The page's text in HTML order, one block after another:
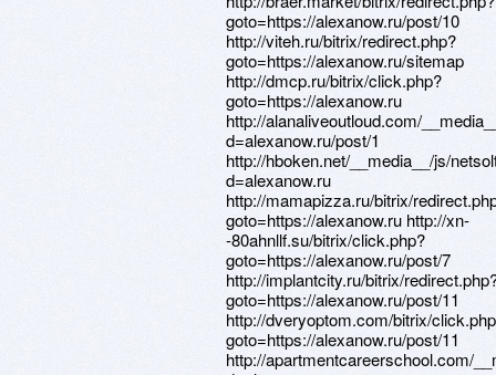
goto=https://alexanow.ru/post/10
http://viteh.ru/bitrix/redirect.php?
goto=https://alexanow.ru/sitemap
http://dmcp.ru/bitrix/click.php?
goto=https://alexanow.ru
http://alanaliveoutloud.com/
d=alexanow.ru/post/1
http://hboken.net/__media__/js/
d=alexanow.ru
http://mamapizza.ru/bitrix/
goto=https://alexanow.ru http://xn-
-80ahnllf.su/bitrix/click.php?
goto=https://alexanow.ru/post/7
http://implantcity.ru/bitrix/
goto=https://alexanow.ru/post/11
http://dveryoptom.com/bitrix/
goto=https://alexanow.ru/post/11
http://apartmentcareerschool.com/